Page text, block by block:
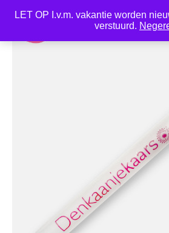
LET OP I.v.m. vakantie worden
verstuurd.